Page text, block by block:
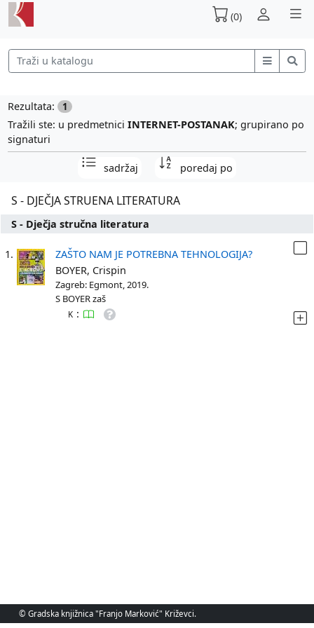
(0)
Rezultata: 1
Tražili ste: u predmetnici INTERNET-POSTANAK; grupirano po
signaturi
sadržaj poredaj po
S - DJEČJA STRUENA LITERATURA
S - Dječja stručna literatura
1.
ZAŠTO NAM JE POTREBNA TEHNOLOGIJA?
BOYER, Crispin
Zagreb: Egmont, 2019.
S BOYER zaš
K :
© Gradska knjižnica "Franjo Marković" Križevci.